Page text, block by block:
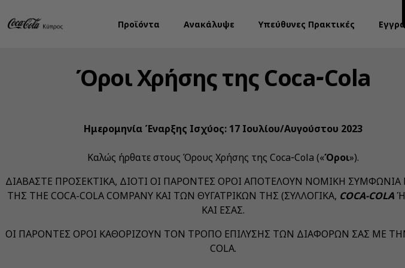
Προϊόντα Ανακάλυψε Υπεύθυνες Πρακτικές
Όροι Χρήσης της Coca‑Cola
Ημερομηνία Έναρξης Ισχύος: 17 Ιουλίου/Αυγούστου 2023
Καλώς ήρθατε στους Όρους Χρήσης της Coca‑Cola («Όροι»).
ΔΙΑΒΑΣΤΕ ΠΡΟΣΕΚΤΙΚΑ, ΔΙΟΤΙ ΟΙ ΠΑΡΟΝΤΕΣ ΟΡΟΙ ΑΠΟΤΕΛΟΥΝ ΝΟΜΙΚΗ ΣΥΜΦΩΝΙΑ
ΤΗΣ THE COCA-COLA COMPANY ΚΑΙ ΤΩΝ ΘΥΓΑΤΡΙΚΩΝ ΤΗΣ (ΣΥΛΛΟΓΙΚΑ, COCA-COLAΉ
ΚΑΙ ΕΣΑΣ.
ΟΙ ΠΑΡΟΝΤΕΣ ΟΡΟΙ ΚΑΘΟΡΙΖΟΥΝ ΤΟΝ ΤΡΟΠΟ ΕΠΙΛΥΣΗΣ ΤΩΝ ΔΙΑΦΟΡΩΝ ΣΑΣ ΜΕ
COLA.